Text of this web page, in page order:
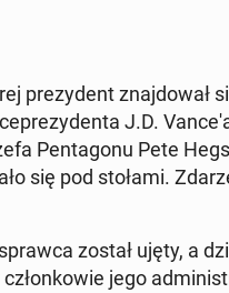
prezy­dent zna­j­dował
J.D.
Pen­tagonu Pete
się pod stołami.
został ujęty, a
jego